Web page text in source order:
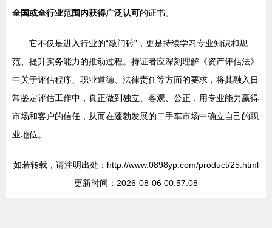
全国或全行业范围内获得广泛认可的证书。
它不仅是进入行业的“敲门砖”，更是持续学习专业知识和规
范、提升实务能力的推动过程。持证者应深刻理解《资产评估法》
中关于评估程序、职业道德、法律责任等方面的要求，将其融入日
常鉴定评估工作中，真正做到独立、客观、公正，用专业能力赢得
市场和客户的信任，从而在蓬勃发展的二手车市场中确立自己的职
业地位。
如若转载，请注明出处：http://www.0898yp.com/product/25.html
更新时间：2026-08-06 00:57:08